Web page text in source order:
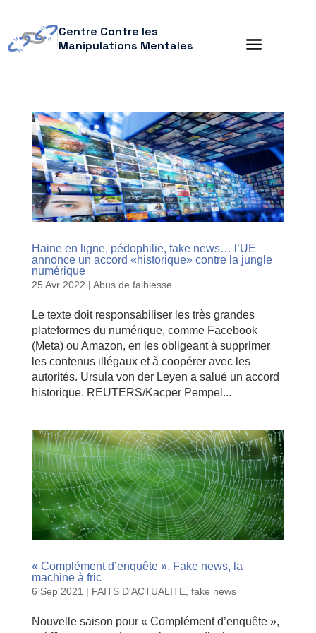
Centre Contre les
Manipulations Mentales
Haine en ligne, pédophilie, fake news… l’UE
annonce un accord «historique» contre la jungle
numérique
25 Avr 2022 | Abus de faiblesse
Le texte doit responsabiliser les très grandes
plateformes du numérique, comme Facebook
(Meta) ou Amazon, en les obligeant à supprimer
les contenus illégaux et à coopérer avec les
autorités. Ursula von der Leyen a salué un accord
historique. REUTERS/Kacper Pempel...
« Complément d’enquête ». Fake news, la
machine à fric
6 Sep 2021 | FAITS D'ACTUALITE, fake news
Nouvelle saison pour « Complément d’enquête »,